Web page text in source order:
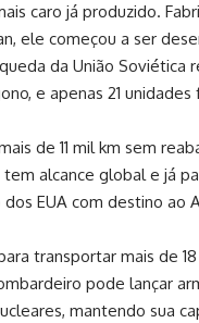
caro já produzido.
ele começou a ser
da União Soviética
e apenas 21 unidades
de 11 mil km sem
tem alcance global e já
EUA com destino ao
transportar mais de
pode lançar
mantendo sua